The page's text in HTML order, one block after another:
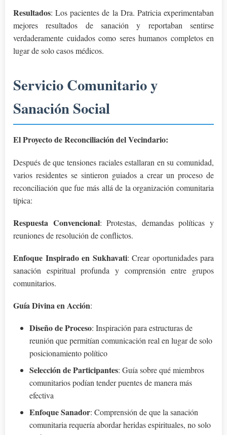
Resultados: Los pacientes de la Dra. Patricia experimentaban
mejores resultados de sanación y reportaban sentirse
verdaderamente cuidados como seres humanos completos en
lugar de solo casos médicos.
Servicio Comunitario y
Sanación Social
El Proyecto de Reconciliación del Vecindario:
Después de que tensiones raciales estallaran en su comunidad,
varios residentes se sintieron guiados a crear un proceso de
reconciliación que fue más allá de la organización comunitaria
típica:
Respuesta Convencional: Protestas, demandas políticas y
reuniones de resolución de conflictos.
Enfoque Inspirado en Sukhavati: Crear oportunidades para
sanación espiritual profunda y comprensión entre grupos
comunitarios.
Guía Divina en Acción:
Diseño de Proceso: Inspiración para estructuras de
reunión que permitían comunicación real en lugar de solo
posicionamiento político
Selección de Participantes: Guía sobre qué miembros
comunitarios podían tender puentes de manera más
efectiva
Enfoque Sanador: Comprensión de que la sanación
comunitaria requería abordar heridas espirituales, no solo